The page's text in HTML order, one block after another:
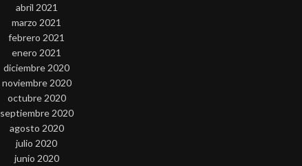
abril 2021
marzo 2021
febrero 2021
enero 2021
diciembre 2020
noviembre 2020
octubre 2020
septiembre 2020
agosto 2020
julio 2020
junio 2020